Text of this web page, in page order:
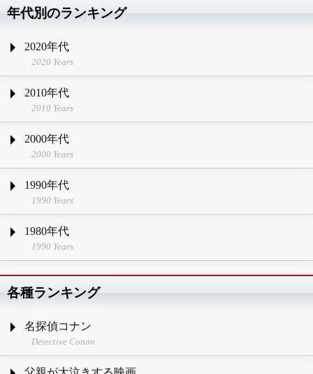
年代別のランキング
2020年代
2020 Years
2010年代
2010 Years
2000年代
2000 Years
1990年代
1990 Years
1980年代
1990 Years
各種ランキング
名探偵コナン
Detective Conan